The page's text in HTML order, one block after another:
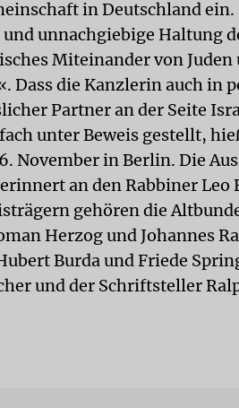
in Deutschland ein.
unnachgiebige Haltung
Miteinander von
Dass die Kanzlerin auch in
Partner an der Seite
unter Beweis gestellt,
November in Berlin. Die
an den Rabbiner Leo
gehören die
Herzog und Johannes
Burda und Friede
und der Schriftsteller